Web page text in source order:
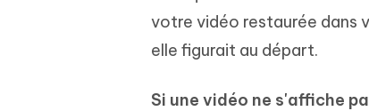
votre vidéo restaurée dans
elle figurait au départ.
Si une vidéo ne s'affiche